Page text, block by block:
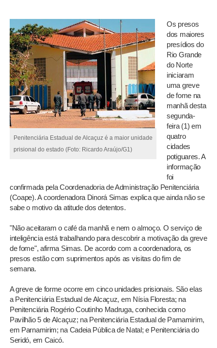
Penitenciária Estadual de Alcaçuz é a maior unidade
prisional do estado (Foto: Ricardo Araújo/G1)
Os presos
dos maiores
presídios do
Rio Grande
do Norte
iniciaram
uma greve
de fome na
manhã desta
segunda-
feira (1) em
quatro
cidades
potiguares. A
informação
foi
confirmada pela Coordenadoria de Administração Penitenciária
(Coape). A coordenadora Dinorá Simas explica que ainda não se
sabe o motivo da atitude dos detentos.
"Não aceitaram o café da manhã e nem o almoço. O serviço de
inteligência está trabalhando para descobrir a motivação da greve
de fome", afirma Simas. De acordo com a coordenadora, os
presos estão com suprimentos após as visitas do fim de
semana.
A greve de forme ocorre em cinco unidades prisionais. São elas
a Penitenciária Estadual de Alcaçuz, em Nísia Floresta; na
Penitenciária Rogério Coutinho Madruga, conhecida como
Pavilhão 5 de Alcaçuz; na Penitenciária Estadual de Parnamirim,
em Parnamirim; na Cadeia Pública de Natal; e Penitenciária do
Seridó, em Caicó.